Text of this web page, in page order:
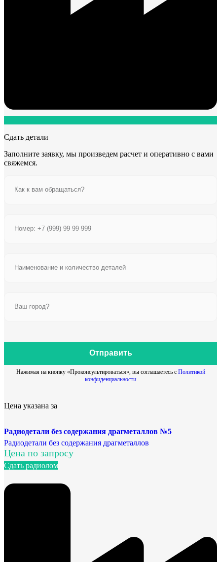
Сдать детали
Заполните заявку, мы произведем расчет и оперативно с вами
свяжемся.
Отправить
Нажимая на кнопку «Проконсультироваться», вы соглашаетесь с Политикой
конфиденциальности
Цена указана за
Радиодетали без содержания драгметаллов №5
Радиодетали без содержания драгметаллов
Цена по запросу
Сдать радиолом